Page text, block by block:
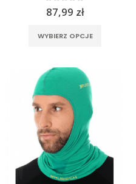
0out of 5
87,99 zł
WYBIERZ OPCJE
stronie
produktu